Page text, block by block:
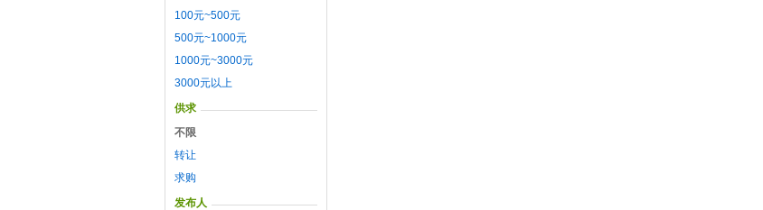
100元~500元
500元~1000元
1000元~3000元
3000元以上
供求
不限
转让
求购
发布人